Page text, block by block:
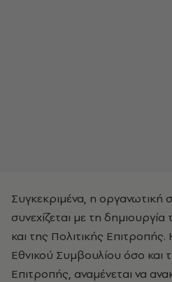
Συγκεκριμένα, η
συνεχίζεται με τη
και της Πολιτικής
Εθνικού Συμβουλίου όσο και
Επιτροπής, αναμένεται να